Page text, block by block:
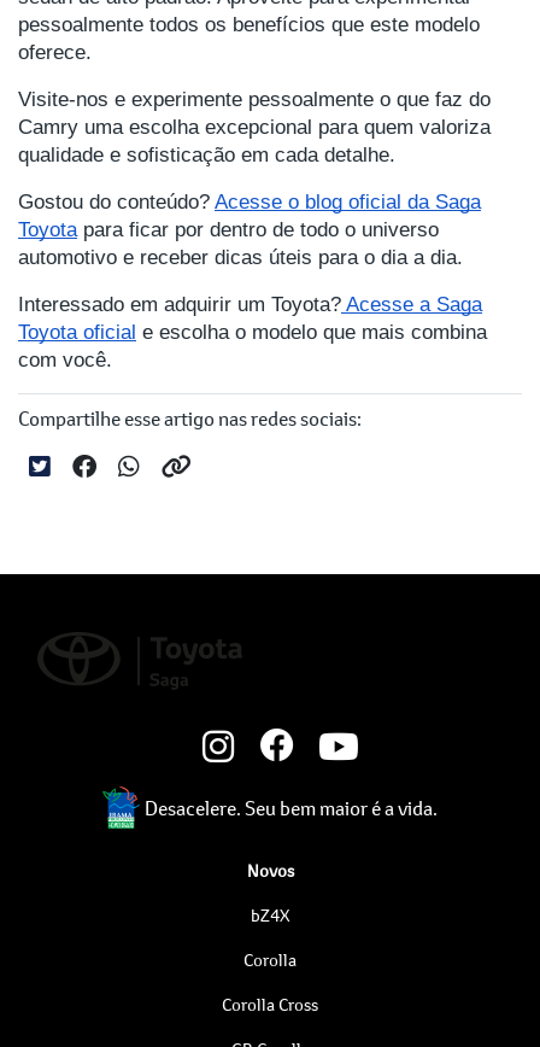
pessoalmente todos os benefícios que este modelo
oferece.
Visite-nos e experimente pessoalmente o que faz do
Camry uma escolha excepcional para quem valoriza
qualidade e sofisticação em cada detalhe.
Gostou do conteúdo? Acesse o blog oficial da Saga
Toyota para ficar por dentro de todo o universo
automotivo e receber dicas úteis para o dia a dia.
Interessado em adquirir um Toyota? Acesse a Saga
Toyota oficial e escolha o modelo que mais combina
com você.
Compartilhe esse artigo nas redes sociais:
Desacelere. Seu bem maior é a vida.
Novos
bZ4X
Corolla
Corolla Cross